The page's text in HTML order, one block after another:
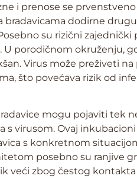
i prenose se
bradavicama dodirne
su rizični
U porodičnom okruženju,
Virus može preživeti
što povećava rizik od
mogu pojaviti tek
virusom. Ovaj
s konkretnom
posebno su ranjive
veći zbog čestog